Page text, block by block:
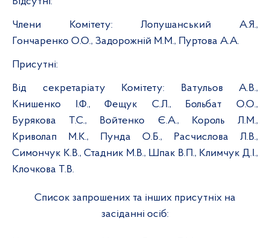
Члени Комітету: Лопушанський А.Я.,
Гончаренко О.О., Задорожній М.М., Пуртова А.А.
Присутні:
Від секретаріату Комітету: Ватульов А.В.,
Книшенко І.Ф., Фещук
С.Л., Больбат О.О.,
Бурякова Т.С., Войтенко Є.А., Король Л.М.,
Криволап М.К., Пунда О.Б., Расчислова Л.В.,
Симончук К.В., Стадник М.В., Шпак В.П., Климчук Д.І.,
Клочкова Т.В.
Список запрошених та інших присутніх на
засіданні осіб: